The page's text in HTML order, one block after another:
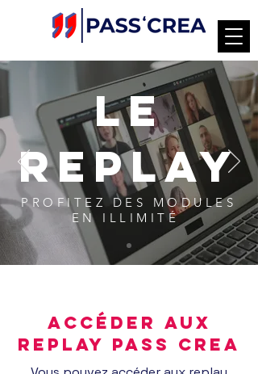
LE
REPLAY
PROFITEZ DES MODULES
EN ILLIMITÉ
ACCÉDER AUX
REPLAY PASS CREA